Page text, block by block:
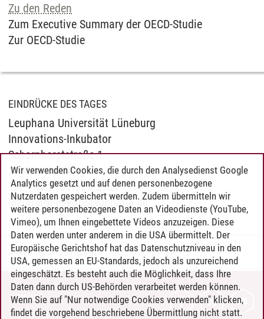
Zu den Reden
Zum Executive Summary der OECD-Studie
Zur OECD-Studie
EINDRÜCKE DES TAGES
Leuphana Universität Lüneburg
Innovations-Inkubator
Scharnhorststraße 1
21335 Lüneburg
Tel. +49.4131.677-2985
inkubator-event@leuphana.de
Andrea Japsen/30.06.2024
KONTAKT
LEUPHANA ALS ARBEITGEBER
Wir verwenden Cookies, die durch den Analysedienst Google
Analytics gesetzt und auf denen personenbezogene
Nutzerdaten gespeichert werden. Zudem übermitteln wir
weitere personenbezogene Daten an Videodienste (YouTube,
Vimeo), um Ihnen eingebettete Videos anzuzeigen. Diese
Daten werden unter anderem in die USA übermittelt. Der
Europäische Gerichtshof hat das Datenschutzniveau in den
USA, gemessen an EU-Standards, jedoch als unzureichend
eingeschätzt. Es besteht auch die Möglichkeit, dass Ihre
Daten dann durch US-Behörden verarbeitet werden können.
Wenn Sie auf "Nur notwendige Cookies verwenden" klicken,
findet die vorgehend beschriebene Übermittlung nicht statt.